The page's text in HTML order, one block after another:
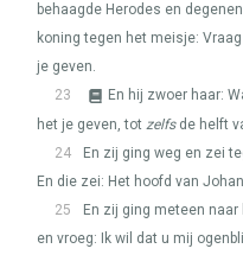
behaagde Herodes en
koning tegen het meisje:
je geven.
23
En hij zwoer haar:
het je geven, tot zelfsde helft
24
En zij ging weg en zei
En die zei: Het hoofd van
25
En zij ging meteen
en vroeg: Ik wil dat u mij